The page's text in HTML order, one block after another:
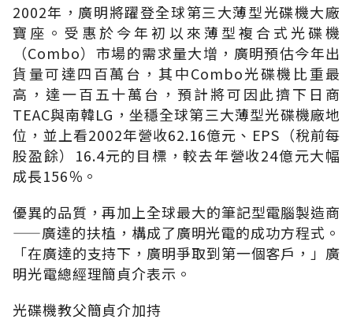
2002年，廣明將躍登全球第三大薄型光碟機大廠
寶座。受惠於今年初以來薄型複合式光碟機
（Combo）市場的需求量大增，廣明預估今年出
貨量可達四百萬台，其中Combo光碟機比重最
高，達一百五十萬台，預計將可因此擠下日商
TEAC與南韓LG，坐穩全球第三大薄型光碟機廠地
位，並上看2002年營收62.16億元、EPS（稅前每
股盈餘）16.4元的目標，較去年營收24億元大幅
成長156％。
優異的品質，再加上全球最大的筆記型電腦製造商
——廣達的扶植，構成了廣明光電的成功方程式。
「在廣達的支持下，廣明爭取到第一個客戶，」廣
明光電總經理簡貞介表示。
光碟機教父簡貞介加持